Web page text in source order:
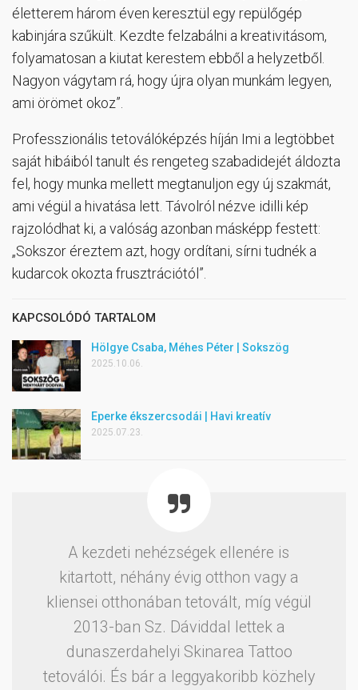
életterem három éven keresztül egy repülőgép
kabinjára szűkült. Kezdte felzabálni a kreativitásom,
folyamatosan a kiutat kerestem ebből a helyzetből.
Nagyon vágytam rá, hogy újra olyan munkám legyen,
ami örömet okoz”.
Professzionális tetoválóképzés híján Imi a legtöbbet
saját hibáiból tanult és rengeteg szabadidejét áldozta
fel, hogy munka mellett megtanuljon egy új szakmát,
ami végül a hivatása lett. Távolról nézve idilli kép
rajzolódhat ki, a valóság azonban másképp festett:
„Sokszor éreztem azt, hogy ordítani, sírni tudnék a
kudarcok okozta frusztrációtól”.
KAPCSOLÓDÓ TARTALOM
Hölgye Csaba, Méhes Péter | Sokszög
2025.10.06.
Eperke ékszercsodái | Havi kreatív
2025.07.23.
A kezdeti nehézségek ellenére is
kitartott, néhány évig otthon vagy a
kliensei otthonában tetovált, míg végül
2013-ban Sz. Dáviddal lettek a
dunaszerdahelyi Skinarea Tattoo
tetoválói. És bár a leggyakoribb közhely